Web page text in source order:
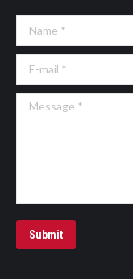
Name *
E-mail *
Message *
Submit